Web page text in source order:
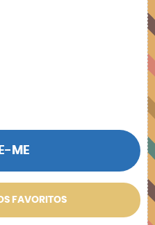
ME
FAVORITOS